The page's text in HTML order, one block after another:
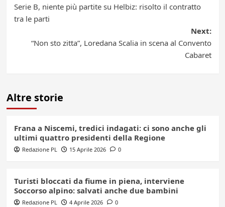
navigation
Serie B, niente più partite su Helbiz: risolto il contratto
tra le parti
Next:
“Non sto zitta”, Loredana Scalia in scena al Convento
Cabaret
Altre storie
Frana a Niscemi, tredici indagati: ci sono anche gli
ultimi quattro presidenti della Regione
Redazione PL 15 Aprile 2026 0
Turisti bloccati da fiume in piena, interviene
Soccorso alpino: salvati anche due bambini
Redazione PL 4 Aprile 2026 0